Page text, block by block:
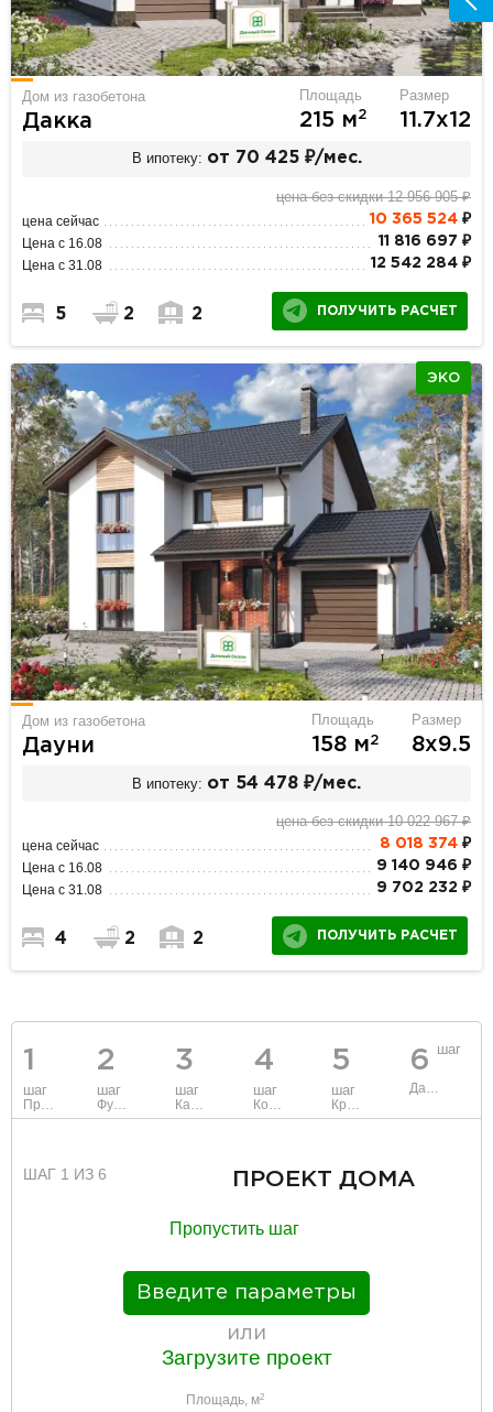
1
шаг
Проект
2
шаг
Фундамент
3
шаг
Каркас и стены
4
шаг
Коммуникации
5
шаг
Крыша
6 шаг
Данные
ШАГ 1 ИЗ 6 ПРОЕКТ ДОМА
Пропустить шаг
Введите параметры
или
Загрузите проект
Площадь, м2
Дом из газобетона
Дакка
Площадь
215 м2
Размер
11.7х12
В ипотеку: от 70 425 ₽/мес.
цена без скидки 12 956 905 ₽
цена сейчас 10 365 524₽
Цена с 16.08 11 816 697 ₽
Цена с 31.08 12 542 284 ₽
5 2 2 ПОЛУЧИТЬ РАСЧЕТ
ЭКО
Дом из газобетона
Дауни
Площадь
158 м2
Размер
8х9.5
В ипотеку: от 54 478 ₽/мес.
цена без скидки 10 022 967 ₽
цена сейчас 8 018 374₽
Цена с 16.08 9 140 946 ₽
Цена с 31.08 9 702 232 ₽
4 2 2 ПОЛУЧИТЬ РАСЧЕТ